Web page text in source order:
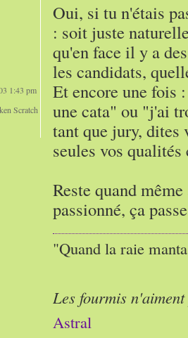
Oui, si tu n'étais
: soit juste
qu'en face il y a
les candidats,
Et encore une fois
une cata" ou "j'ai
tant que jury, dites
seules vos
Reste quand
passionné, ça
"Quand la raie
Les fourmis
Astral
1:43 pm
Scratch